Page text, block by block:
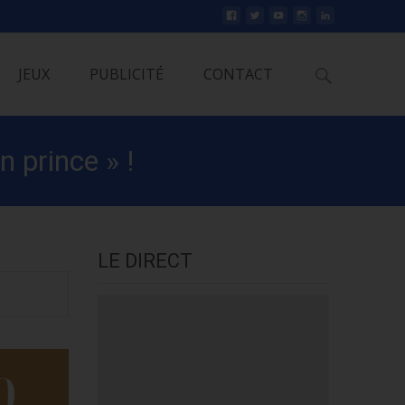
JEUX PUBLICITÉ CONTACT
prince » !
LE DIRECT